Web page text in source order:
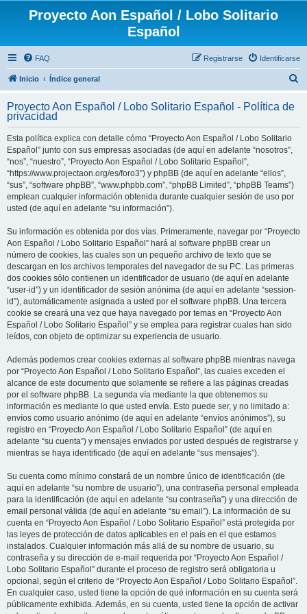
Proyecto Aon Español / Lobo Solitario
Español
FAQ Identificarse
Registrarse
Inicio Índice general
c
Proyecto Aon Español / Lobo Solitario Español - Política de
privacidad
Esta política explica con detalle cómo “Proyecto Aon Español / Lobo Solitario
Español” junto con sus empresas asociadas (de aquí en adelante “nosotros”,
“nos”, “nuestro”, “Proyecto Aon Español / Lobo Solitario Español”,
“https://www.projectaon.org/es/foro3”) y phpBB (de aquí en adelante “ellos”,
“sus”, “software phpBB”, “www.phpbb.com”, “phpBB Limited”, “phpBB Teams”)
emplean cualquier información obtenida durante cualquier sesión de uso por
usted (de aquí en adelante “su información”).
Su información es obtenida por dos vías. Primeramente, navegar por “Proyecto
Aon Español / Lobo Solitario Español” hará al software phpBB crear un
número de cookies, las cuales son un pequeño archivo de texto que se
descargan en los archivos temporales del navegador de su PC. Las primeras
dos cookies sólo contienen un identificador de usuario (de aquí en adelante
“user-id”) y un identificador de sesión anónima (de aquí en adelante “session-
id”), automáticamente asignada a usted por el software phpBB. Una tercera
cookie se creará una vez que haya navegado por temas en “Proyecto Aon
Español / Lobo Solitario Español” y se emplea para registrar cuales han sido
leídos, con objeto de optimizar su experiencia de usuario.
Además podemos crear cookies externas al software phpBB mientras navega
por “Proyecto Aon Español / Lobo Solitario Español”, las cuales exceden el
alcance de este documento que solamente se refiere a las páginas creadas
por el software phpBB. La segunda vía mediante la que obtenemos su
información es mediante lo que usted envía. Esto puede ser, y no limitado a:
envíos como usuario anónimo (de aquí en adelante “envíos anónimos”), su
registro en “Proyecto Aon Español / Lobo Solitario Español” (de aquí en
adelante “su cuenta”) y mensajes enviados por usted después de registrarse y
mientras se haya identificado (de aquí en adelante “sus mensajes”).
Su cuenta como mínimo constará de un nombre único de identificación (de
aquí en adelante “su nombre de usuario”), una contraseña personal empleada
para la identificación (de aquí en adelante “su contraseña”) y una dirección de
email personal válida (de aquí en adelante “su email”). La información de su
cuenta en “Proyecto Aon Español / Lobo Solitario Español” está protegida por
las leyes de protección de datos aplicables en el país en el que estamos
instalados. Cualquier información más allá de su nombre de usuario, su
contraseña y su dirección de e-mail requerida por “Proyecto Aon Español /
Lobo Solitario Español” durante el proceso de registro será obligatoria u
opcional, según el criterio de “Proyecto Aon Español / Lobo Solitario Español”.
En cualquier caso, usted tiene la opción de qué información en su cuenta será
públicamente exhibida. Además, en su cuenta, usted tiene la opción de activar